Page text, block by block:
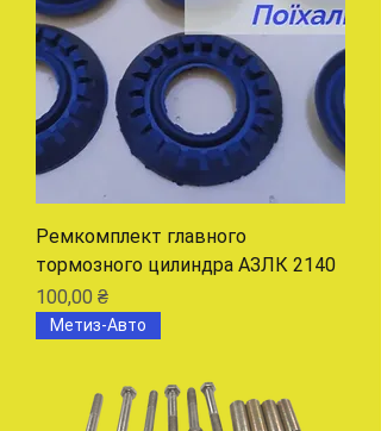
Ремкомплект главного
тормозного цилиндра АЗЛК 2140
Цена
100,00 ₴
Метиз-Авто